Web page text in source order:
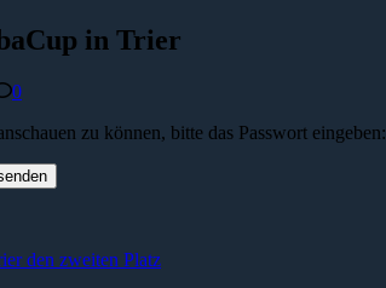
in Trier
0
zu können, bitte das Passwort eingeben:
den zweiten Platz